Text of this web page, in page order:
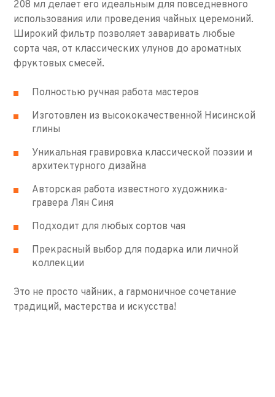
208 мл делает его идеальным для повседневного
использования или проведения чайных церемоний.
Широкий фильтр позволяет заваривать любые
сорта чая, от классических улунов до ароматных
фруктовых смесей.
Полностью ручная работа мастеров
Изготовлен из высококачественной Нисинской
глины
Уникальная гравировка классической поэзии и
архитектурного дизайна
Авторская работа известного художника-
гравера Лян Синя
Подходит для любых сортов чая
Прекрасный выбор для подарка или личной
коллекции
Это не просто чайник, а гармоничное сочетание
традиций, мастерства и искусства!